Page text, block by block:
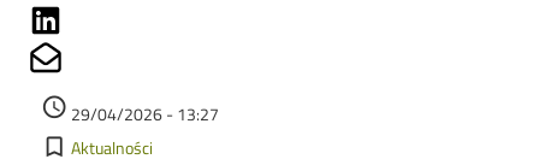
access_time 29/04/2026 - 13:27
bookmark_border Kategorie
Aktualności